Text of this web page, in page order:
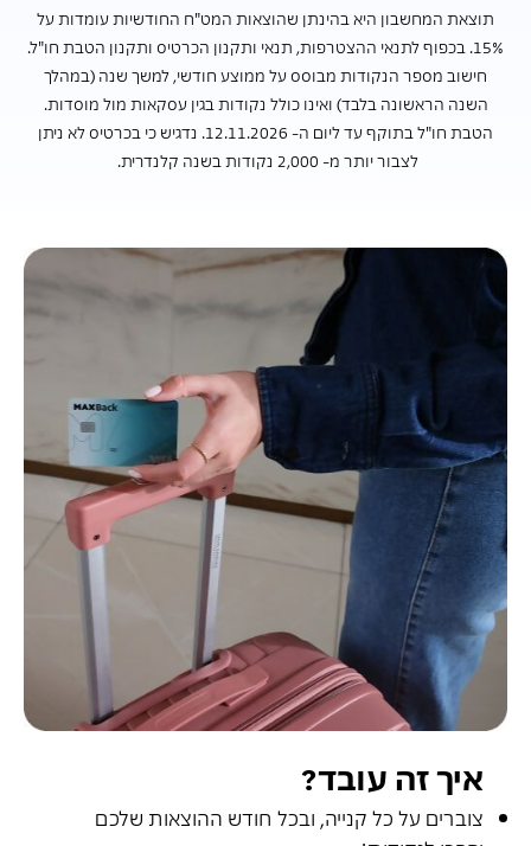
תוצאת המחשבון היא בהינתן שהוצאות המט"ח החודשיות עומדות על
15%. בכפוף לתנאי ההצטרפות, תנאי ותקנון הכרטיס ותקנון הטבת חו"ל.
חישוב מספר הנקודות מבוסס על ממוצע חודשי, למשך שנה (במהלך
השנה הראשונה בלבד) ואינו כולל נקודות בגין עסקאות מול מוסדות.
הטבת חו"ל בתוקף עד ליום ה- 12.11.2026. נדגיש כי בכרטיס לא ניתן
לצבור יותר מ- 2,000 נקודות בשנה קלנדרית.
איך זה עובד?
צוברים על כל קנייה, ובכל חודש ההוצאות שלכם